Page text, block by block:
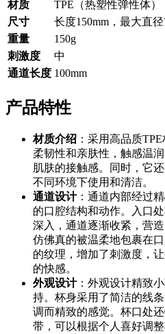
材质
TPE（热塑性弹性体）
尺寸
长度150mm，最大直径
重量
150g
刺激度
中
通道长度 100mm
产品特性
材质介绍 ：采用高品质
柔韧性和亲肤性，触感温
肌肤的接触感。同时，它
不同环境下使用和清洁。
通道设计：通道内部经过
的口腔结构和动作。入口
深入，通道逐渐收紧，营
仿佛真的被温柔地包裹在
的纹理，增加了刺激度，
的快感。
外观设计：外观设计精致
持。杯身采用了简洁的线
调而精致的感觉。杯口处
带，可以根据个人喜好调